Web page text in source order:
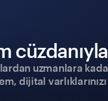
uzmanlara
dijital